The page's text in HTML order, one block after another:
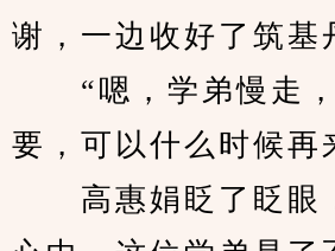
谢，一边收好了筑基
“嗯，学弟慢走，
要，可以什么时候再
高惠娟眨了眨眼